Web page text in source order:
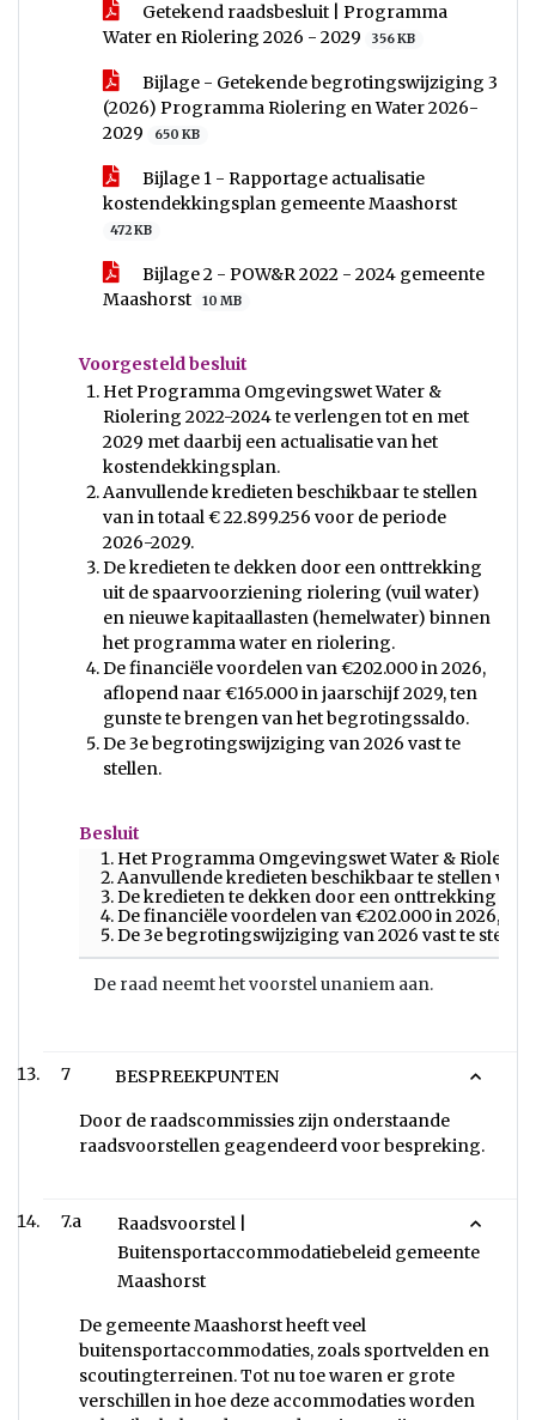
Getekend raadsbesluit | Programma
Water en Riolering 2026 - 2029
356 KB
Bijlage - Getekende begrotingswijziging 3
(2026) Programma Riolering en Water 2026-
2029
650 KB
Bijlage 1 - Rapportage actualisatie
kostendekkingsplan gemeente Maashorst
472 KB
Bijlage 2 - POW&R 2022 - 2024 gemeente
Maashorst
10 MB
Voorgesteld besluit
Het Programma Omgevingswet Water &
Riolering 2022-2024 te verlengen tot en met
2029 met daarbij een actualisatie van het
kostendekkingsplan.
Aanvullende kredieten beschikbaar te stellen
van in totaal € 22.899.256 voor de periode
2026-2029.
De kredieten te dekken door een onttrekking
uit de spaarvoorziening riolering (vuil water)
en nieuwe kapitaallasten (hemelwater) binnen
het programma water en riolering.
De financiële voordelen van €202.000 in 2026,
aflopend naar €165.000 in jaarschijf 2029, ten
gunste te brengen van het begrotingssaldo.
De 3e begrotingswijziging van 2026 vast te
stellen.
Besluit
Het Programma Omgevingswet Water &
Aanvullende kredieten beschikbaar te stellen van
De kredieten te dekken door een onttrekking uit
De financiële voordelen van €202.000 in 2026,
De 3e begrotingswijziging van 2026 vast te stellen.
De raad neemt het voorstel unaniem aan.
7 BESPREEKPUNTEN
Door de raadscommissies zijn onderstaande
raadsvoorstellen geagendeerd voor bespreking.
7.a
Raadsvoorstel |
Buitensportaccommodatiebeleid gemeente
Maashorst
De gemeente Maashorst heeft veel
buitensportaccommodaties, zoals sportvelden en
scoutingterreinen. Tot nu toe waren er grote
verschillen in hoe deze accommodaties worden